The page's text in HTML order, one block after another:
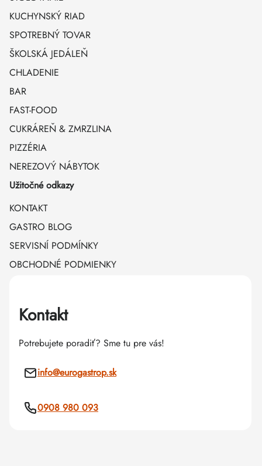
KUCHYNSKÝ RIAD
SPOTREBNÝ TOVAR
ŠKOLSKÁ JEDÁLEŇ
CHLADENIE
BAR
FAST-FOOD
CUKRÁREŇ & ZMRZLINA
PIZZÉRIA
NEREZOVÝ NÁBYTOK
Užitočné odkazy
KONTAKT
GASTRO BLOG
SERVISNÍ PODMÍNKY
OBCHODNÉ PODMIENKY
Kontakt
Potrebujete poradiť? Sme tu pre vás!
info@eurogastrop.sk
0908 980 093